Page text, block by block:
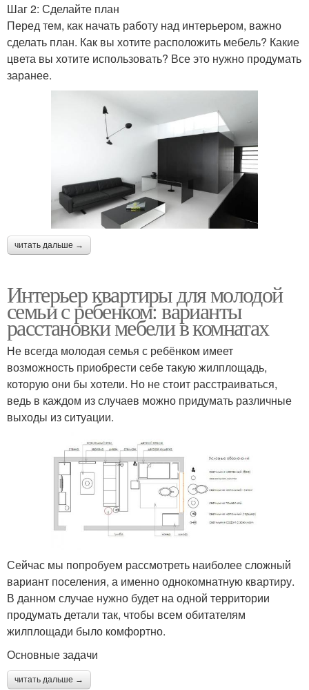
Шаг 2: Сделайте план
Перед тем, как начать работу над интерьером, важно
сделать план. Как вы хотите расположить мебель? Какие
цвета вы хотите использовать? Все это нужно продумать
заранее.
читать дальше →
Интерьер квартиры для молодой
семьи с ребенком: варианты
расстановки мебели в комнатах
Не всегда молодая семья с ребёнком имеет
возможность приобрести себе такую жилплощадь,
которую они бы хотели. Но не стоит расстраиваться,
ведь в каждом из случаев можно придумать различные
выходы из ситуации.
Сейчас мы попробуем рассмотреть наиболее сложный
вариант поселения, а именно однокомнатную квартиру.
В данном случае нужно будет на одной территории
продумать детали так, чтобы всем обитателям
жилплощади было комфортно.
Основные задачи
читать дальше →